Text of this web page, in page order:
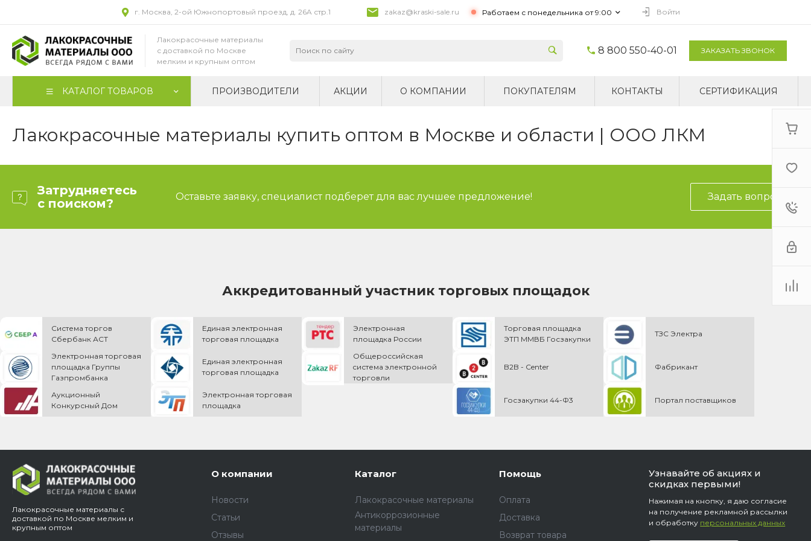
г. Москва, 2-ой Южнопортовый проезд, д. 26A стр.1 zakaz@kraski-sale.ru Работаем с понедельника от 9:00 Войти
Лакокрасочные материалы
с доставкой по Москве
мелким и крупным оптом
8 800 550-40-01 ЗАКАЗАТЬ ЗВОНОК
КАТАЛОГ ТОВАРОВ ПРОИЗВОДИТЕЛИ АКЦИИ О КОМПАНИИ ПОКУПАТЕЛЯМ КОНТАКТЫ СЕРТИФИКАЦИЯ
Лакокрасочные материалы купить оптом в Москве и области | ООО ЛКМ
Затрудняетесь
с поиском?
Оставьте заявку, специалист подберет для вас лучшее предложение! Задать вопрос
Аккредитованный участник торговых площадок
Система торгов
Сбербанк АСТ
Единая электронная
торговая площадка
Электронная
площадка России
Торговая площадка
ЭТП ММВБ Госзакупки
ТЗС Электра
Электронная торговая
площадка Группы
Газпромбанка
Единая электронная
торговая площадка
Общероссийская
cистема электронной
торговли
B2B - Center Фабрикант
Аукционный
Конкурсный Дом
Электронная торговая
площадка
Госзакупки 44-Ф3 Портал поставщиков
Лакокрасочные материалы с
доставкой по Москве мелким и
крупным оптом
О компании
Новости
Статьи
Отзывы
Каталог
Лакокрасочные материалы
Антикоррозионные
материалы
Помощь
Оплата
Доставка
Возврат товара
Узнавайте об акциях и
скидках первыми!
Нажимая на кнопку, я даю согласие
на получение рекламной рассылки
и обработку персональных данных